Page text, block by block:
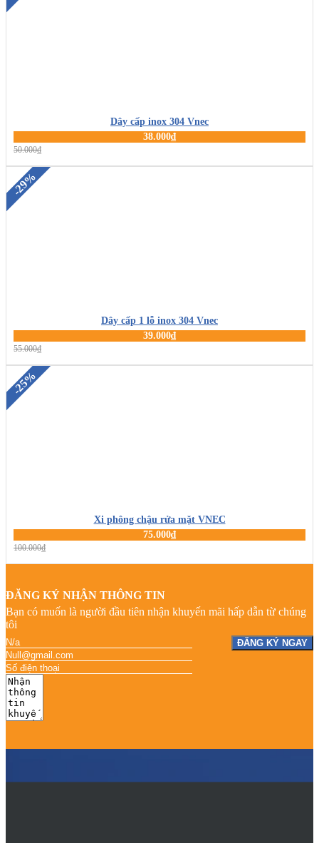
Dây cấp inox 304 Vnec
38.000₫
50.000₫
-29%
Dây cấp 1 lỗ inox 304 Vnec
39.000₫
55.000₫
-25%
Xi phông chậu rửa mặt VNEC
75.000₫
100.000₫
ĐĂNG KÝ NHẬN THÔNG TIN
Bạn có muốn là người đầu tiên nhận khuyến mãi hấp dẫn từ chúng
tôi
ĐĂNG KÝ NGAY